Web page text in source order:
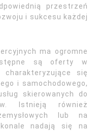
przestrzeń
i sukcesu każdej
ma ogromne
są oferty w
się
i samochodowego,
skierowanych do
Istnieją również
lub na
nadają się na